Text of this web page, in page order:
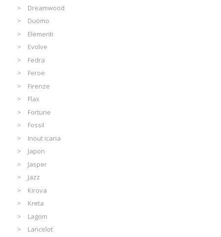
Dreamwood
Duomo
Elementi
Evolve
Fedra
Feroe
Firenze
Flax
Fortune
Fossil
Inout icaria
Japon
Jasper
Jazz
Kirova
Kreta
Lagom
Lancelot